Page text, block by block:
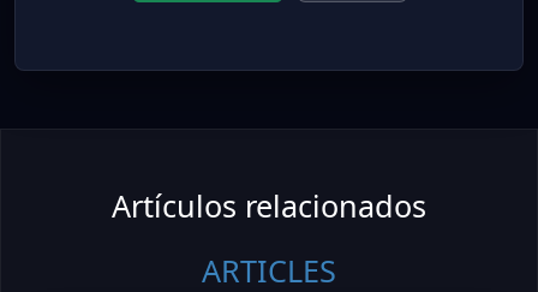
Artículos relacionados
ARTICLES